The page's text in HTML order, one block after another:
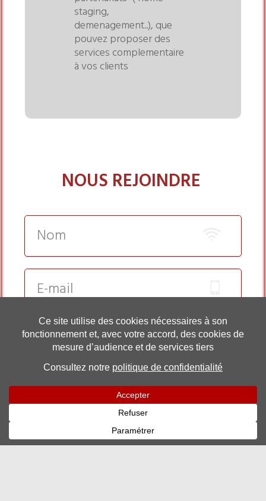
staging,
demenagement..), que
pouvez proposer des
services complementaire
à vos clients
NOUS REJOINDRE
Rejoignez-nous